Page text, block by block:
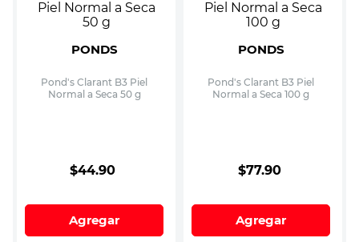
PONDS
Pond's Clarant B3 Piel
Normal a Seca 50 g
$44.90
Agregar
PONDS
Pond's Clarant B3 Piel
Normal a Seca 100 g
$77.90
Agregar